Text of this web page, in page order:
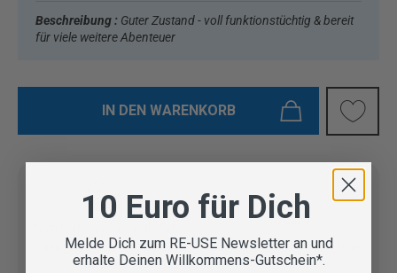
Beschreibung : Guter Zustand - voll funktionstüchtig & bereit
für viele weitere Abenteuer
IN DEN WARENKORB
geprüfte Second Hand
Artikel
Lieferung in 3-5 Werktagen
10 Euro für Dich
Melde Dich zum RE-USE Newsletter an und
erhalte Deinen Willkommens-Gutschein*.